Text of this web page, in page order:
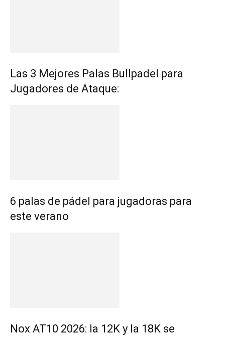
Las 3 Mejores Palas Bullpadel para
Jugadores de Ataque:
6 palas de pádel para jugadoras para
este verano
Nox AT10 2026: la 12K y la 18K se